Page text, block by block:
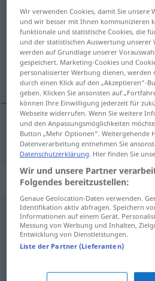
Genossem
Übersicht aller
(Für mehr Details die Übersetzung
товарищ
товарищ Genosse
Synonyme für
Genossenschaftler
Kollege,Sozius (fachspr.),
Wir verwenden Cookies, damit Sie unsere
und wir besser mit Ihnen kommunizieren
funktionale und statistische Cookies, die
und der statistischen Auswertung unserer
werden auf Grundlage unserer
gespeichert. Marketing-Cookies und
personalisierter Werbung dienen, werden
durch einen Klick auf den „Akzeptieren“-
geben. Klicken Sie ansonsten auf
können Ihre Einwilligung jederzeit für
Webseite widerrufen. Wenn Sie weitere
und den Anpassungsmöglichkeiten
Button „Mehr Optionen“. Weitergehende
Datenverarbeitung entnehmen Sie
Datenschutzerklärung. Hier finden Sie
Wir und unsere Partner
Folgendes bereitzustellen:
Genaue Geolocation-Daten verwenden.
Identifikation aktiv abfragen. Speichern
Informationen auf einem Gerät.
Messung von Werbung und Inhalten,
Entwicklung von Dienstleistungen.
Liste der Partner (Lieferanten)